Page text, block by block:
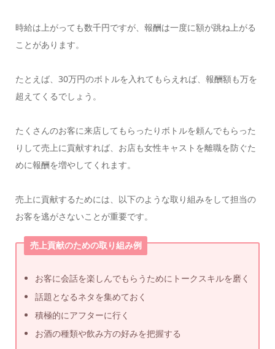
時給は上がっても数千円ですが、報酬は一度に額が跳ね上がる
ことがあります。
たとえば、30万円のボトルを入れてもらえれば、報酬額も万を
超えてくるでしょう。
たくさんのお客に来店してもらったりボトルを頼んでもらった
りして売上に貢献すれば、お店も女性キャストを離職を防ぐた
めに報酬を増やしてくれます。
売上に貢献するためには、以下のような取り組みをして担当の
お客を逃がさないことが重要です。
売上貢献のための取り組み例
お客に会話を楽しんでもらうためにトークスキルを磨く
話題となるネタを集めておく
積極的にアフターに行く
お酒の種類や飲み方の好みを把握する